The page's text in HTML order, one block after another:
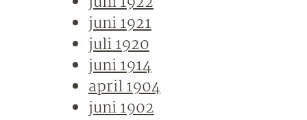
juni 1921
juli 1920
juni 1914
april 1904
juni 1902